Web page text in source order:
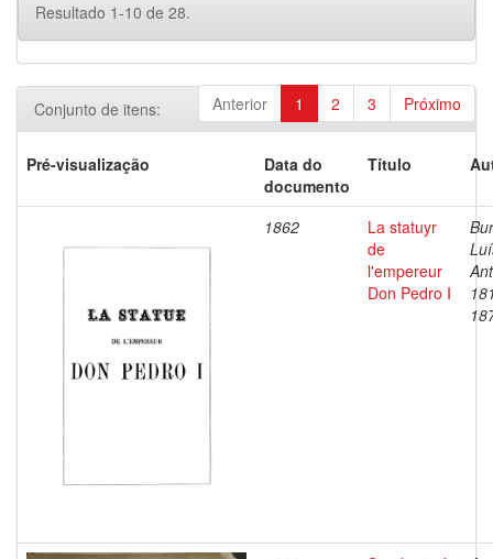
Resultado 1-10 de 28.
Anterior 1 2 3 Próximo
Conjunto de itens:
Pré-visualização
Data do
documento
Título
1862
La statuyr
de
l'empereur
Don Pedro I